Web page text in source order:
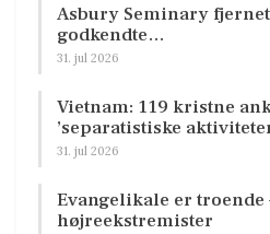
Asbury Seminary
godkendte…
31. jul 2026
Vietnam: 119 kristne
’separatistiske
31. jul 2026
Evangelikale er troende
højreekstremister